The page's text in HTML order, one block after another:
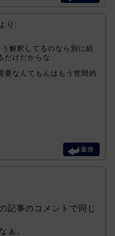
より:
解釈してるのなら別に結
だけだからな
要なんてもんはもう世間的
返信
記事のコメントで同じ
ぁ。